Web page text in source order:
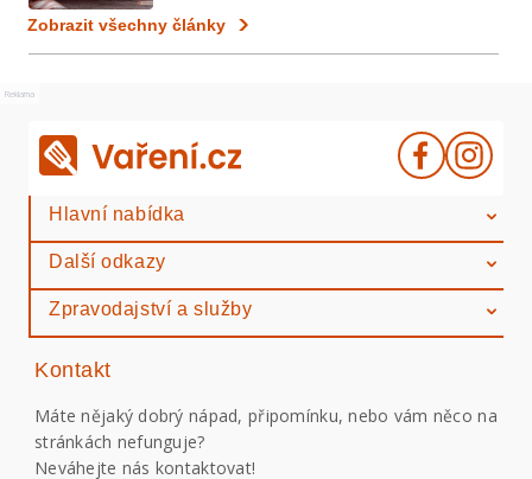
Zobrazit všechny články
Reklama
Hlavní nabídka
Další odkazy
Zpravodajství a služby
Kontakt
Máte nějaký dobrý nápad, připomínku, nebo vám něco na
stránkách nefunguje?
Neváhejte nás kontaktovat!